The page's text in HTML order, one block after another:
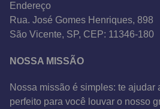
Endereço
Rua. José Gomes Henriques, 898
São Vicente, SP, CEP: 11346-180
NOSSA MISSÃO
Nossa missão é simples: te ajudar
perfeito para você louvar o nosso